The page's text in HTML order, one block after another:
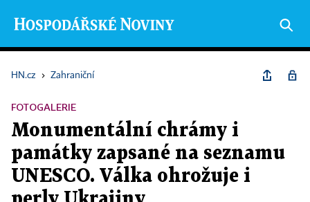
HN.cz › Zahraniční
FOTOGALERIE
Monumentální chrámy i
památky zapsané na seznamu
UNESCO. Válka ohrožuje i